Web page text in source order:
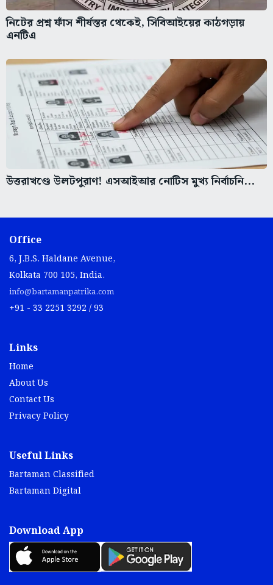
নিটের প্রশ্ন ফাঁস শীর্ষস্তর থেকেই, সিবিআইয়ের কাঠগড়ায়
এনটিএ
উত্তরাখণ্ডে উলটপুরাণ! এসআইআর নোটিস মুখ্য নির্বাচনি...
Office
6, J.B.S. Haldane Avenue,
Kolkata 700 105, India.
info@bartamanpatrika.com
+91 - 33 2251 3292 / 93
Links
Home
About Us
Contact Us
Privacy Policy
Useful Links
Bartaman Classified
Bartaman Digital
Download App